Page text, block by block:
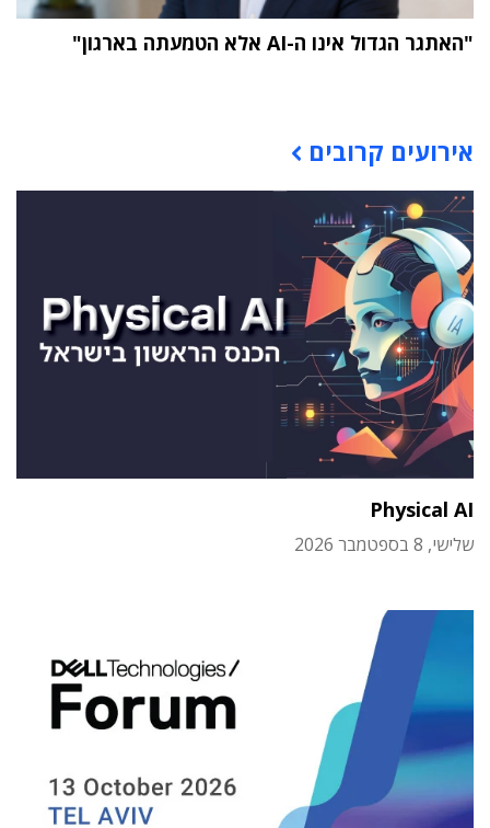
"האתגר הגדול אינו ה-AI אלא הטמעתה בארגון"
אירועים קרובים
Physical AI
שלישי, 8 בספטמבר 2026